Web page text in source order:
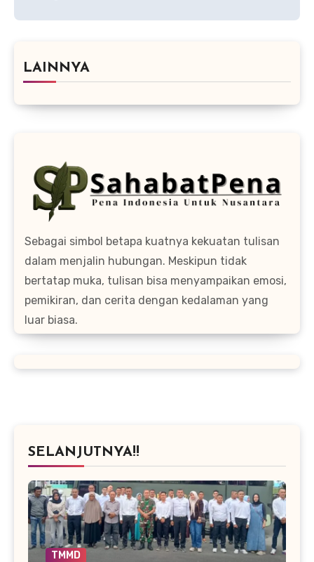
LAINNYA
Sebagai simbol betapa kuatnya kekuatan tulisan
dalam menjalin hubungan. Meskipun tidak
bertatap muka, tulisan bisa menyampaikan emosi,
pemikiran, dan cerita dengan kedalaman yang
luar biasa.
SELANJUTNYA!!
TMMD